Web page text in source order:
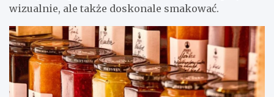
wizualnie, ale także doskonale smakować.